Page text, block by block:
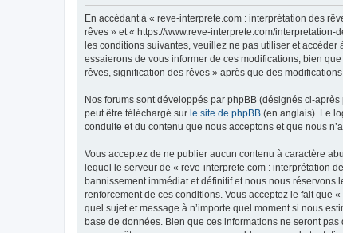
En accédant à « reve-interprete.com : interprétation des
rêves » et « https://www.reve-interprete.com/
les conditions suivantes, veuillez ne pas utiliser et
essaierons de vous informer de ces modifications, bien
rêves, signification des rêves » après que des
Nos forums sont développés par phpBB (désignés ci-
peut être téléchargé sur le site de phpBB (en anglais). Le
conduite et du contenu que nous acceptons et que nous
Vous acceptez de ne publier aucun contenu à caractère
lequel le serveur de « reve-interprete.com : interprétation
bannissement immédiat et définitif et nous nous réservons
renforcement de ces conditions. Vous acceptez le fait que
quel sujet et message à n’importe quel moment si nous
base de données. Bien que ces informations ne seront